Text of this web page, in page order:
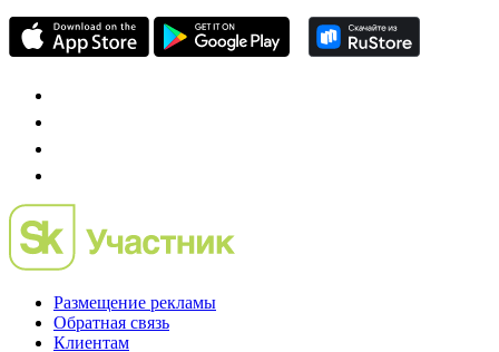
Размещение рекламы
Обратная связь
Клиентам